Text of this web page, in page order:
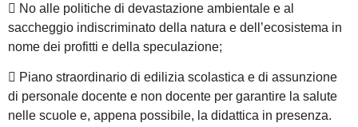
 No alle politiche di devastazione ambientale e al
saccheggio indiscriminato della natura e dell’ecosistema in
nome dei profitti e della speculazione;
 Piano straordinario di edilizia scolastica e di assunzione
di personale docente e non docente per garantire la salute
nelle scuole e, appena possibile, la didattica in presenza.